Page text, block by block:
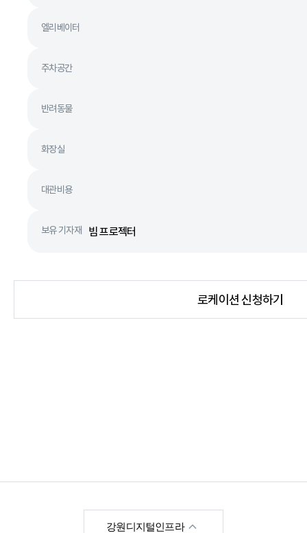
엘리베이터
주차공간
반려동물
화장실
대관비용
보유 기자재 빔 프로젝터
로케이션 신청하기
강원디지털인프라
한국영상위원회